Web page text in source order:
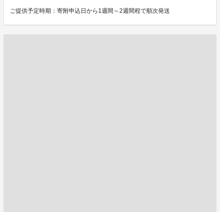
ご提供予定時期：寄附申込日から1週間～2週間程で順次発送